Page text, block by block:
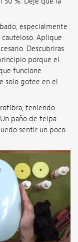
especialmente
Aplique
Descubrirás
porque el
funcione
solo gotee en el
teniendo
paño de felpa
sentir un poco